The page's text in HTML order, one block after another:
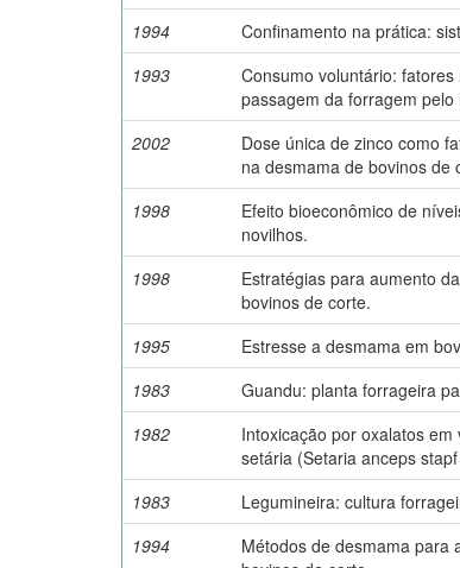
1994
Confinamento na prática:
1993
Consumo voluntário:
passagem da forragem pelo
2002
Dose única de zinco como
na desmama de bovinos de
1998
Efeito bioeconômico de
novilhos.
1998
Estratégias para aumento
bovinos de corte.
1995 Estresse a desmama em
1983
Guandu: planta forrageira
1982
Intoxicação por oxalatos
setária (Setaria anceps
1983 Legumineira: cultura
1994
Métodos de desmama para